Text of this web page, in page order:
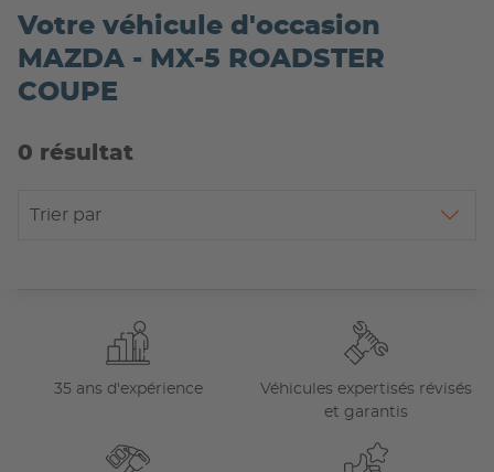
Votre véhicule d'occasion
MAZDA - MX-5 ROADSTER
COUPE
0 résultat
Trier par
35 ans d'expérience
Véhicules expertisés révisés
et garantis